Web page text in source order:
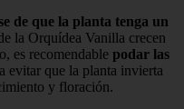
de que la planta tenga un
la Orquídea Vanilla crecen
es recomendable podar las
evitar que la planta invierta
y floración.